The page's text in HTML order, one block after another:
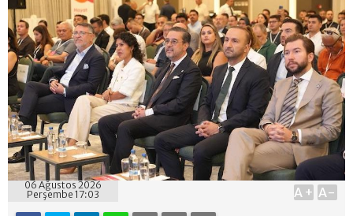
06 Ağustos 2026
Perşembe 17:03
A+ A-